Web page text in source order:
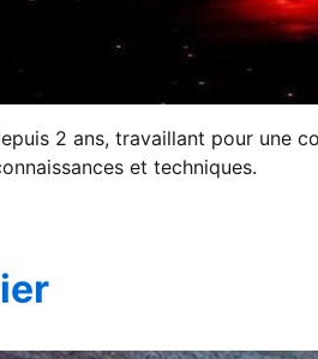
2 ans, travaillant pour une
et techniques.